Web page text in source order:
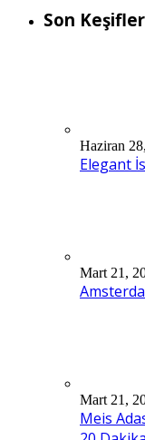
Son Keşifler
Haziran
Elegant
Mart 21,
Mart 21,
Meis